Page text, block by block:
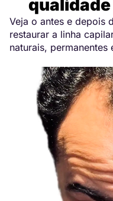
qualidade
Veja o antes e depois
restaurar a linha
naturais,